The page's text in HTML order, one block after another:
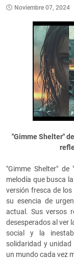
Noviembre 07, 2024
"Gimme Shelter"
"Gimme Shelter"
melodía que busca
versión fresca de
su esencia de
actual. Sus versos
desesperados al ver
social y la
solidaridad y
un mundo cada vez